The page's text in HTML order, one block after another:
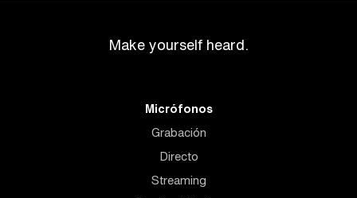
Make yourself heard.
Micrófonos
Grabación
Directo
Streaming